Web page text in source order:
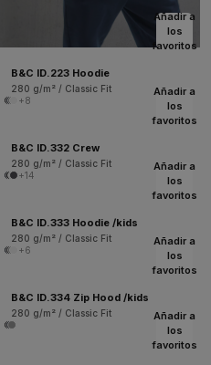
Añadir a
los
favoritos
B&C ID.223 Hoodie
280 g/m² / Classic Fit
+8
Añadir a
los
favoritos
B&C ID.332 Crew
280 g/m² / Classic Fit
+14
Añadir a
los
favoritos
B&C ID.333 Hoodie /kids
280 g/m² / Classic Fit
+6
Añadir a
los
favoritos
B&C ID.334 Zip Hood /kids
280 g/m² / Classic Fit
Añadir a
los
favoritos